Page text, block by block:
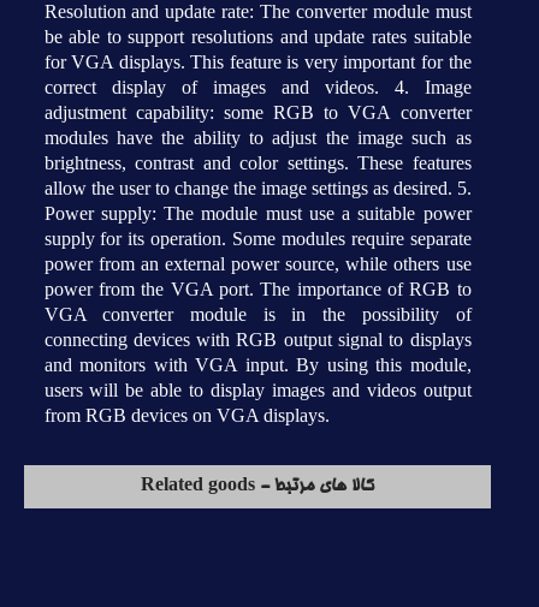
Resolution and update rate: The converter module must
be able to support resolutions and update rates suitable
for VGA displays. This feature is very important for the
correct display of images and videos. 4. Image
adjustment capability: some RGB to VGA converter
modules have the ability to adjust the image such as
brightness, contrast and color settings. These features
allow the user to change the image settings as desired. 5.
Power supply: The module must use a suitable power
supply for its operation. Some modules require separate
power from an external power source, while others use
power from the VGA port. The importance of RGB to
VGA converter module is in the possibility of
connecting devices with RGB output signal to displays
and monitors with VGA input. By using this module,
users will be able to display images and videos output
from RGB devices on VGA displays.
کالا های مرتبط - Related goods